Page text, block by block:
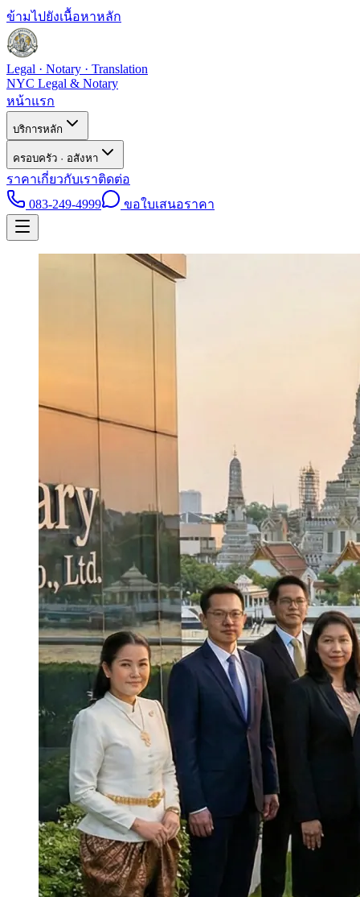
ข้ามไปยังเนื้อหาหลัก
Legal · Notary · Translation
NYC Legal & Notary
หน้าแรก
บริการหลัก
ครอบครัว · อสังหา
ราคาเกี่ยวกับเราติดต่อ
083-249-4999
ขอใบเสนอราคา